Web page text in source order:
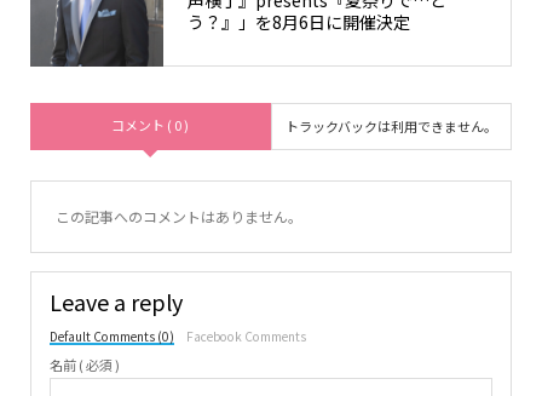
う？』」を8月6日に開催決定
コメント ( 0 ) トラックバックは利用できません。
この記事へのコメントはありません。
Leave a reply
Default Comments (0) Facebook Comments
名前 ( 必須 )